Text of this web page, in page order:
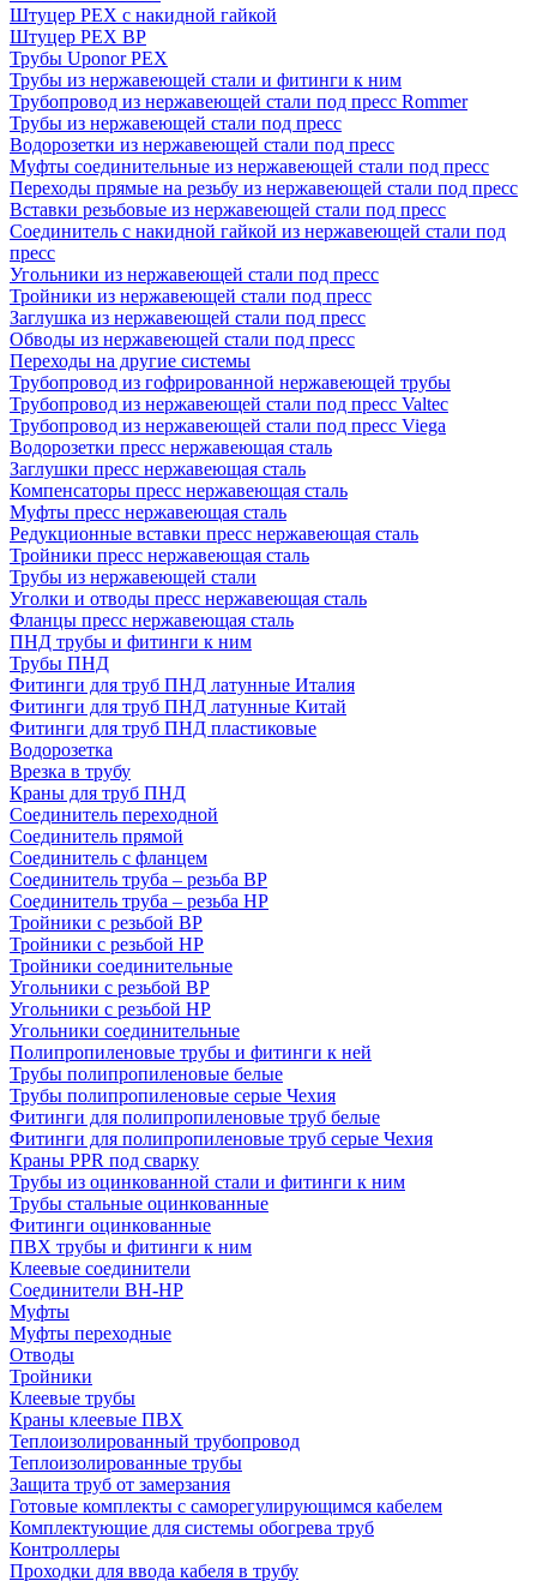
Штуцер PEX c накидной гайкой
Штуцер PEX ВР
Трубы Uponor PEX
Трубы из нержавеющей стали и фитинги к ним
Трубопровод из нержавеющей стали под пресс Rommer
Трубы из нержавеющей стали под пресс
Водорозетки из нержавеющей стали под пресс
Муфты соединительные из нержавеющей стали под пресс
Переходы прямые на резьбу из нержавеющей стали под пресс
Вставки резьбовые из нержавеющей стали под пресс
Соединитель с накидной гайкой из нержавеющей стали под
пресс
Угольники из нержавеющей стали под пресс
Тройники из нержавеющей стали под пресс
Заглушка из нержавеющей стали под пресс
Обводы из нержавеющей стали под пресс
Переходы на другие системы
Трубопровод из гофрированной нержавеющей трубы
Трубопровод из нержавеющей стали под пресс Valtec
Трубопровод из нержавеющей стали под пресс Viega
Водорозетки пресс нержавеющая сталь
Заглушки пресс нержавеющая сталь
Компенсаторы пресс нержавеющая сталь
Муфты пресс нержавеющая сталь
Редукционные вставки пресс нержавеющая сталь
Тройники пресс нержавеющая сталь
Трубы из нержавеющей стали
Уголки и отводы пресс нержавеющая сталь
Фланцы пресс нержавеющая сталь
ПНД трубы и фитинги к ним
Трубы ПНД
Фитинги для труб ПНД латунные Италия
Фитинги для труб ПНД латунные Китай
Фитинги для труб ПНД пластиковые
Водорозетка
Врезка в трубу
Краны для труб ПНД
Соединитель переходной
Соединитель прямой
Соединитель с фланцем
Соединитель труба – резьба ВР
Соединитель труба – резьба НР
Тройники с резьбой ВР
Тройники с резьбой НР
Тройники соединительные
Угольники с резьбой ВР
Угольники с резьбой НР
Угольники соединительные
Полипропиленовые трубы и фитинги к ней
Трубы полипропиленовые белые
Трубы полипропиленовые серые Чехия
Фитинги для полипропиленовые труб белые
Фитинги для полипропиленовые труб серые Чехия
Краны PPR под сварку
Трубы из оцинкованной стали и фитинги к ним
Трубы стальные оцинкованные
Фитинги оцинкованные
ПВХ трубы и фитинги к ним
Клеевые соединители
Соединители ВН-НР
Муфты
Муфты переходные
Отводы
Тройники
Клеевые трубы
Краны клеевые ПВХ
Теплоизолированный трубопровод
Теплоизолированные трубы
Защита труб от замерзания
Готовые комплекты с саморегулирующимся кабелем
Комплектующие для системы обогрева труб
Контроллеры
Проходки для ввода кабеля в трубу